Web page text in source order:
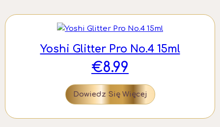
Yoshi Glitter Pro No.4 15ml
€8.99
Dowiedz Się Więcej